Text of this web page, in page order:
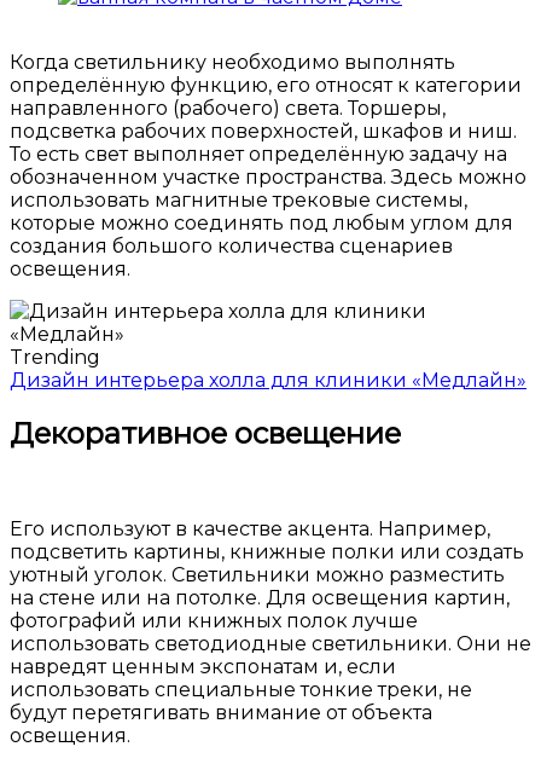
Когда светильнику необходимо выполнять
определённую функцию, его относят к категории
направленного (рабочего) света. Торшеры,
подсветка рабочих поверхностей, шкафов и ниш.
То есть свет выполняет определённую задачу на
обозначенном участке пространства. Здесь можно
использовать магнитные трековые системы,
которые можно соединять под любым углом для
создания большого количества сценариев
освещения.
Trending
Дизайн интерьера холла для клиники «Медлайн»
Декоративное освещение
Его используют в качестве акцента. Например,
подсветить картины, книжные полки или создать
уютный уголок. Светильники можно разместить
на стене или на потолке. Для освещения картин,
фотографий или книжных полок лучше
использовать светодиодные светильники. Они не
навредят ценным экспонатам и, если
использовать специальные тонкие треки, не
будут перетягивать внимание от объекта
освещения.